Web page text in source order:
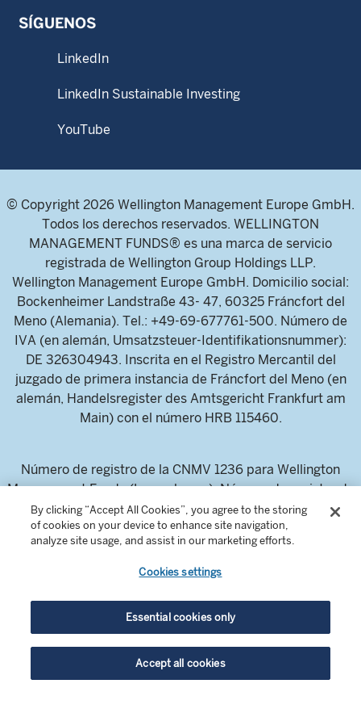
SÍGUENOS
LinkedIn
LinkedIn Sustainable Investing
YouTube
© Copyright 2026 Wellington Management Europe GmbH.
Todos los derechos reservados. WELLINGTON
MANAGEMENT FUNDS® es una marca de servicio
registrada de Wellington Group Holdings LLP.
Wellington Management Europe GmbH. Domicilio social:
Bockenheimer Landstraße 43- 47, 60325 Fráncfort del
Meno (Alemania). Tel.: +49-69-677761-500. Número de
IVA (en alemán, Umsatzsteuer-Identifikationsnummer):
DE 326304943. Inscrita en el Registro Mercantil del
juzgado de primera instancia de Fráncfort del Meno (en
alemán, Handelsregister des Amtsgericht Frankfurt am
Main) con el número HRB 115460.
Número de registro de la CNMV 1236 para Wellington
Management Funds (Luxembourg). Número de registro de
la CNMV 1182 para Wellington Management Funds
(Ireland) plc.
Wellington Management Europe GmbH es una sociedad
autorizada y regulada por la Autoridad Federal de
Supervisión Financiera de Alemania (en alemán,
Bundesanstalt für Finanzdienstleistungsaufsicht; más
conocida por su acrónimo, BaFin).
Información dirigida exclusivamente a inversores
By clicking “Accept All Cookies”, you agree to the storing
of cookies on your device to enhance site navigation,
analyze site usage, and assist in our marketing efforts.
Cookies settings
Essential cookies only
Accept all cookies